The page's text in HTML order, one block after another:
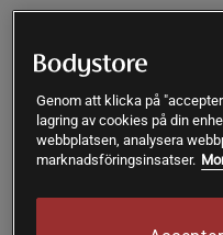
SKU #A90001-59 | EAN
Ekologiskt ingefärapulver
matlagning, bakning, te
Genom att klicka på
lagring av cookies på din
webbplatsen, analysera
marknadsföringsinsatser.